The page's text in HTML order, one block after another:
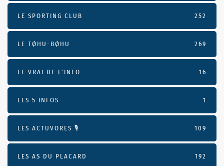
LE SPORTING CLUB 252
LE TØHU-BØHU 269
LE VRAI DE L’INFO 16
LES 5 INFOS 1
LES ACTUVORES 🎙 109
LES AS DU PLACARD 192